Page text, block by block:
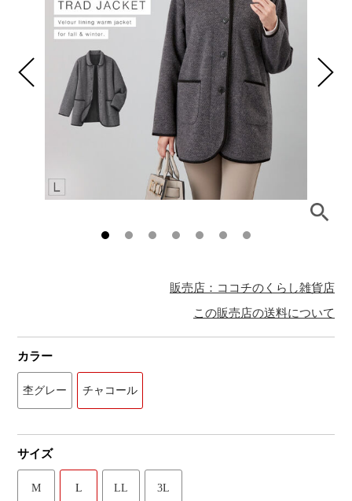
販売店：ココチのくらし雑貨店
この販売店の送料について
カラー
杢グレー チャコール
サイズ
M L LL 3L